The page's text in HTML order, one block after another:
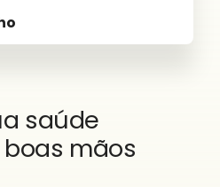
saúde
mãos